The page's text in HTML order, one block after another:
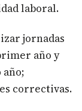
laboral.
jornadas
año y
correctivas.